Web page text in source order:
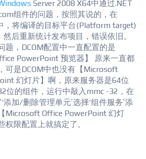
ndows Server 2008 X64中通过.NET
组件的问题，按照其说的，在
，将编译的目标平台(Platform target)
后重新统计发布项目，错误依旧。
题，DCOM配置中一直配置的是
PowerPoint 预览器】 原来一直都
可是DCOM中也没有【Microsoft
幻灯片】啊，原来服务器是64位
位的组件，运行中敲入mmc -32，在
添加/删除管理单元’选择‘组件服务’添
Microsoft Office PowerPoint 幻灯
权限配置上就搞定了。